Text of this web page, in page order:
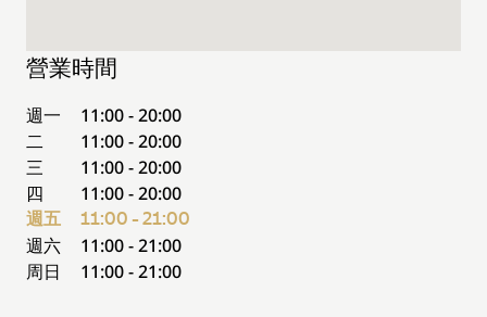
營業時間
週一
11:00 - 20:00
二
11:00 - 20:00
三
11:00 - 20:00
四
11:00 - 20:00
週五 11:00 - 21:00
週六
11:00 - 21:00
周日
11:00 - 21:00